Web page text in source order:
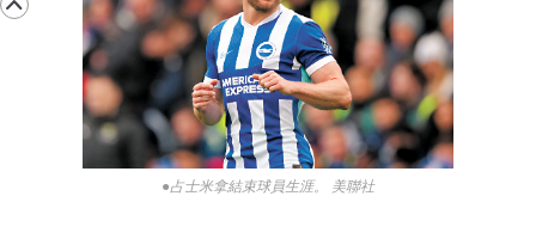
●占士米拿結束球員生涯。 美聯社